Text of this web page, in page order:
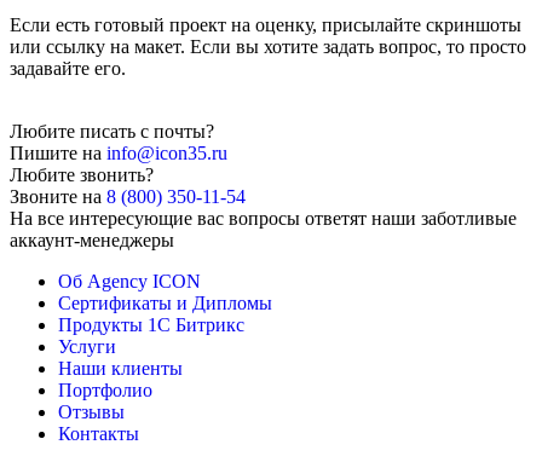
Если есть готовый проект на оценку, присылайте скриншоты
или ссылку на макет. Если вы хотите задать вопрос, то просто
задавайте его.
Любите писать с почты?
Пишите на info@icon35.ru
Любите звонить?
Звоните на 8 (800) 350-11-54
На все интересующие вас вопросы ответят наши заботливые
аккаунт-менеджеры
Об Agency ICON
Сертификаты и Дипломы
Продукты 1С Битрикс
Услуги
Наши клиенты
Портфолио
Отзывы
Контакты